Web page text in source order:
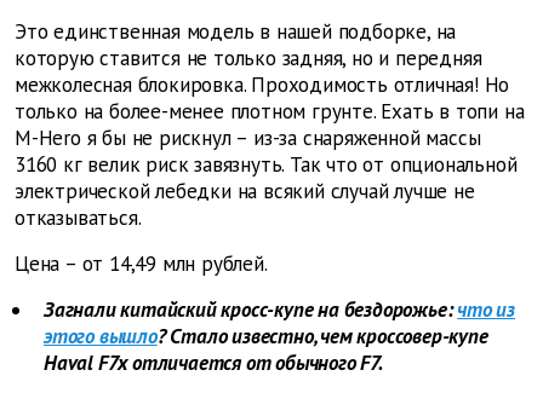
Это единственная модель в нашей подборке, на
которую ставится не только задняя, но и передняя
межколесная блокировка. Проходимость отличная! Но
только на более-менее плотном грунте. Ехать в топи на
M-Hero я бы не рискнул – из-за снаряженной массы
3160 кг велик риск завязнуть. Так что от опциональной
электрической лебедки на всякий случай лучше не
отказываться.
Цена – от 14,49 млн рублей.
Загнали китайский кросс-купе на бездорожье: что из
этого вышло? Стало известно, чем кроссовер-купе
Haval F7x отличается от обычного F7.